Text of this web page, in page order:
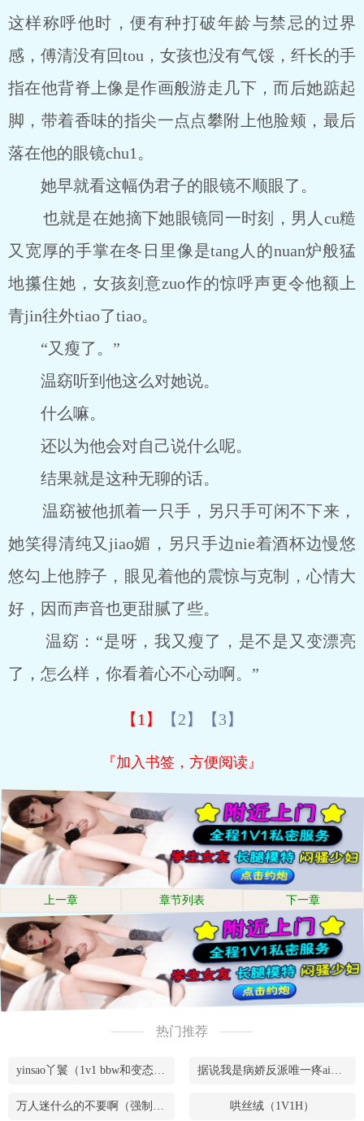
这样称呼他时，便有种打破年龄与禁忌的过界
感，傅清没有回tou，女孩也没有气馁，纤长的手
指在他背脊上像是作画般游走几下，而后她踮起
脚，带着香味的指尖一点点攀附上他脸颊，最后
落在他的眼镜chu1。
她早就看这幅伪君子的眼镜不顺眼了。
也就是在她摘下她眼镜同一时刻，男人cu糙
又宽厚的手掌在冬日里像是tang人的nuan炉般猛
地攥住她，女孩刻意zuo作的惊呼声更令他额上
青jin往外tiao了tiao。
“又瘦了。”
温窈听到他这么对她说。
什么嘛。
还以为他会对自己说什么呢。
结果就是这种无聊的话。
温窈被他抓着一只手，另只手可闲不下来，
她笑得清纯又jiao媚，另只手边nie着酒杯边慢悠
悠勾上他脖子，眼见着他的震惊与克制，心情大
好，因而声音也更甜腻了些。
温窈：“是呀，我又瘦了，是不是又变漂亮
了，怎么样，你看着心不心动啊。”
【1】 【2】 【3】
『加入书签，方便阅读』
上一章 章节列表 下一章
热门推荐
yinsao丫鬟（1v1 bbw和变态腹黑男） 据说我是病娇反派唯一疼ai的妹妹（兄妹骨）
万人迷什么的不要啊（强制NPH） 哄丝绒（1V1H）